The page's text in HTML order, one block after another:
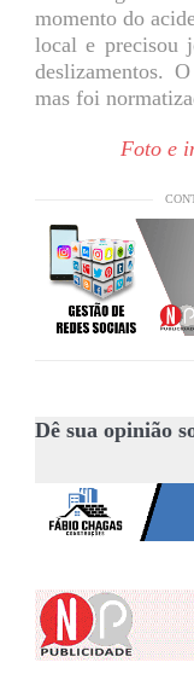
momento do
local e precisou
deslizamentos.
mas foi
Foto e
Dê sua opinião